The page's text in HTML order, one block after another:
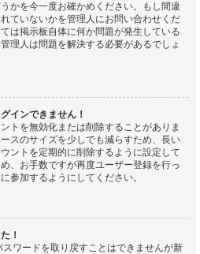
かを今一度お確かめください。もし間違
ていないかを管理人にお問い合わせくだ
は掲示板自体に何か問題が発生している
理人は問題を解決する必要があるでしょ
インできません！
トを無効化または削除することがありま
スのサイズを少しでも減らすため、長い
ントを定期的に削除するように設定して
、お手数ですが再度ユーザー登録を行っ
参加するようにしてください。
！
ワードを取り戻すことはできませんが新